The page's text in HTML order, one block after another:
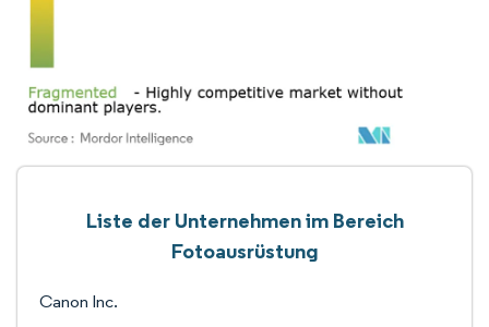
Liste der Unternehmen im Bereich
Fotoausrüstung
Canon Inc.